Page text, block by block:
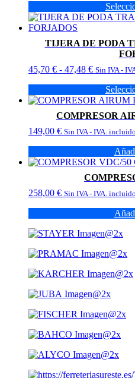
Este
producto
tiene
múltiples
Las
pueden
la
página
de
producto
TIJERA DE PODA
45,70 € - 47,48 €Rango
precios:
desde
45,70 €
hasta
47,48 €
Sin IVA -
Este
producto
múltiples
opciones
elegir
en
la
página
de
producto
COMPRESOR
149,00 € Sin IVA - IVA.
258,00 € Sin IVA - IVA.